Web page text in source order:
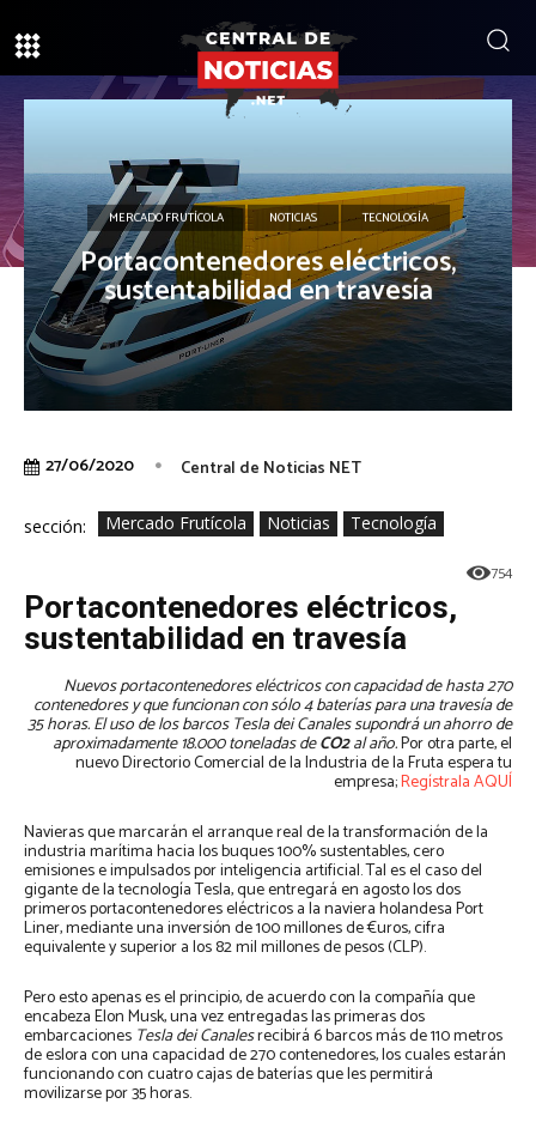
MERCADO FRUTÍCOLA NOTICIAS TECNOLOGÍA
Portacontenedores eléctricos,
sustentabilidad en travesía
27/06/2020 Central de Noticias NET
sección: Mercado Frutícola Noticias Tecnología
754
Portacontenedores eléctricos,
sustentabilidad en travesía
Nuevos portacontenedores eléctricos con capacidad de hasta 270
contenedores y que funcionan con sólo 4 baterías para una travesía de
35 horas. El uso de los barcos Tesla dei Canales supondrá un ahorro de
aproximadamente 18.000 toneladas deCO2al año.Por otra parte, el
nuevo Directorio Comercial de la Industria de la Fruta espera tu
empresa;Regístrala AQUÍ
Navieras que marcarán el arranque real de la transformación de la
industria marítima hacia los buques 100% sustentables, cero
emisiones e impulsados por inteligencia artificial. Tal es el caso del
gigante de la tecnología Tesla, que entregará en agosto los dos
primeros portacontenedores eléctricos a la naviera holandesa Port
Liner, mediante una inversión de 100 millones de €uros, cifra
equivalente y superior a los 82 mil millones de pesos (CLP).
Pero esto apenas es el principio, de acuerdo con la compañía que
encabeza Elon Musk, una vez entregadas las primeras dos
embarcaciones Tesla dei Canalesrecibirá 6 barcos más de 110 metros
de eslora con una capacidad de 270 contenedores, los cuales estarán
funcionando con cuatro cajas de baterías que les permitirá
movilizarse por 35 horas.